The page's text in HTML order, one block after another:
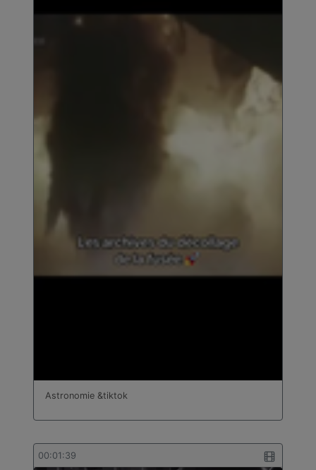
Astronomie &tiktok
00:01:39